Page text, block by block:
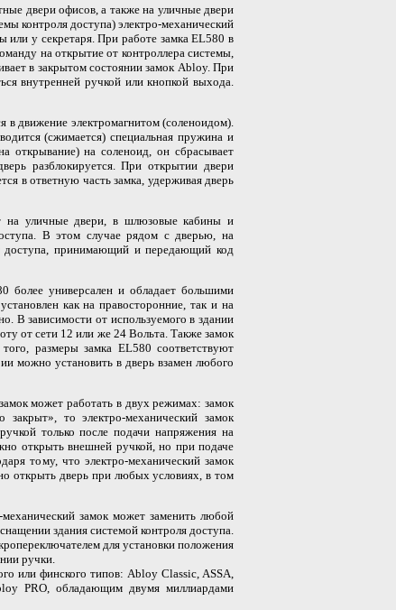
двери офисов, а также на уличные двери
контроля доступа) электро-механический
или у секретаря. При работе замка EL580 в
на открытие от контроллера системы,
в закрытом состоянии замок Abloy. При
внутренней ручкой или кнопкой выхода.
в движение электромагнитом (соленоидом).
(сжимается) специальная пружина и
открывание) на соленоид, он сбрасывает
разблокируется. При открытии двери
в ответную часть замка, удерживая дверь
на уличные двери, в шлюзовые кабины и
В этом случае рядом с дверью, на
доступа, принимающий и передающий код
более универсален и обладает большими
как на правосторонние, так и на
В зависимости от используемого в здании
от сети 12 или же 24 Вольта. Также замок
размеры замка EL580 соответствуют
можно установить в дверь взамен любого
может работать в двух режимах: замок
то электро-механический замок
только после подачи напряжения на
открыть внешней ручкой, но при подаче
тому, что электро-механический замок
открыть дверь при любых условиях, в том
механический замок может заменить любой
здания системой контроля доступа.
для установки положения
ручки.
или финского типов: Abloy Classic, ASSA,
PRO, обладающим двумя миллиардами